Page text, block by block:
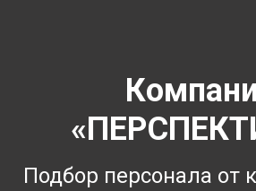
Подбор персонала от